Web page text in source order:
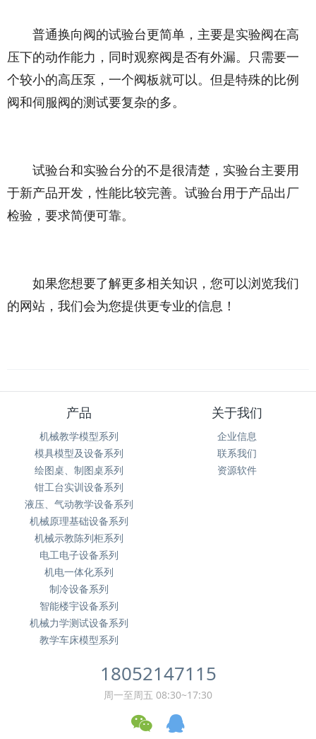
普通换向阀的试验台更简单，主要是实验阀在高
压下的动作能力，同时观察阀是否有外漏。只需要一
个较小的高压泵，一个阀板就可以。但是特殊的比例
阀和伺服阀的测试要复杂的多。
试验台和实验台分的不是很清楚，实验台主要用
于新产品开发，性能比较完善。试验台用于产品出厂
检验，要求简便可靠。
如果您想要了解更多相关知识，您可以浏览我们
的网站，我们会为您提供更专业的信息！
产品
机械教学模型系列
模具模型及设备系列
绘图桌、制图桌系列
钳工台实训设备系列
液压、气动教学设备系列
机械原理基础设备系列
机械示教陈列柜系列
电工电子设备系列
机电一体化系列
制冷设备系列
智能楼宇设备系列
机械力学测试设备系列
教学车床模型系列
关于我们
企业信息
联系我们
资源软件
18052147115
周一至周五 08:30~17:30